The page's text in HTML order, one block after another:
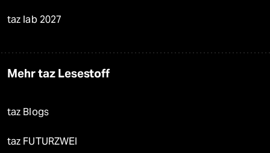
taz lab 2027
Mehr taz Lesestoff
taz Blogs
taz FUTURZWEI